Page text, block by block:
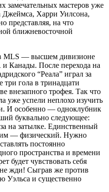
замечательных мастеров уже
Джеймса, Харри Уилсона,
представляя, на что
ближневосточной
в MLS — высшем дивизионе
Канады. После перехода на
“Реала” играл за
гола в тринадцати
внезапного трофея. Так что
уже успели неплохо изучить
И особенно — одноклубник
буквально следующее:
на затылке. Единственный
— физический. Нужно
постоянно
пространства и времени
будет чувствовать себя
жди! Сыграв же против
Уэльса и существенно